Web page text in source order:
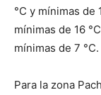
°C y mínimas de
mínimas de 16
mínimas de 7 °C.
Para la zona